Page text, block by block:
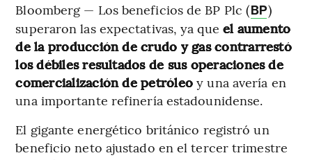
Bloomberg — Los beneficios de BP Plc (BP)
superaron las expectativas, ya que el aumento
de la producción de crudo y gas contrarrestó
los débiles resultados de sus operaciones de
comercialización de petróleo y una avería en
una importante refinería estadounidense.
El gigante energético británico registró un
beneficio neto ajustado en el tercer trimestre